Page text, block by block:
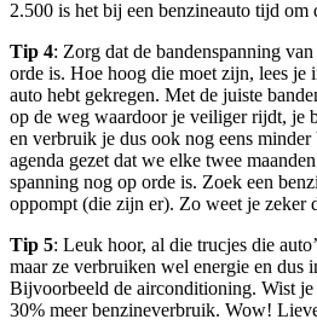
2.500 is het bij een benzineauto tijd om
Tip 4: Zorg dat de bandenspanning
orde is. Hoe hoog die moet zijn, lees je
auto hebt gekregen. Met de juiste
op de weg waardoor je veiliger rijdt, je
en verbruik je dus ook nog eens
agenda gezet dat we elke twee
spanning nog op orde is. Zoek een
oppompt (die zijn er). Zo weet je zeker
Tip 5: Leuk hoor, al die trucjes die
maar ze verbruiken wel energie en dus
Bijvoorbeeld de airconditioning. Wist
30% meer benzineverbruik. Wow!